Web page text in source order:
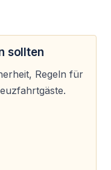
Röhrenrutschen
Erlebnisse
Ihr Tag sein soll.
sollten
Regeln für